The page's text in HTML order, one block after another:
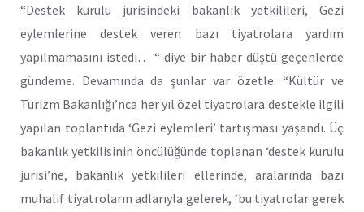
“Destek kurulu jürisindeki bakanlık yetkilileri, Gezi
eylemlerine destek veren bazı tiyatrolara yardım
yapılmamasını istedi… “ diye bir haber düştü geçenlerde
gündeme. Devamında da şunlar var özetle: “Kültür ve
Turizm Bakanlığı’nca her yıl özel tiyatrolara destekle ilgili
yapılan toplantıda ‘Gezi eylemleri’ tartışması yaşandı. Üç
bakanlık yetkilisinin öncülüğünde toplanan ‘destek kurulu
jürisi’ne, bakanlık yetkilileri ellerinde, aralarında bazı
muhalif tiyatroların adlarıyla gelerek, ‘bu tiyatrolar gerek